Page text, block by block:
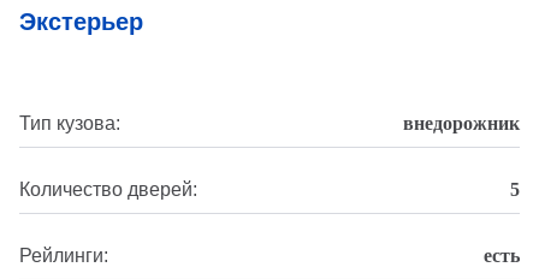
Экстерьер
Тип кузова: внедорожник
Количество дверей: 5
Рейлинги: есть